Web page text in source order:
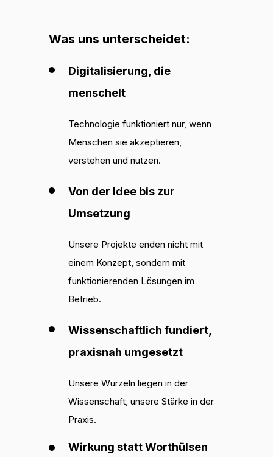
Was uns unterscheidet:
Digitalisierung, die
menschelt
Technologie funktioniert nur, wenn
Menschen sie akzeptieren,
verstehen und nutzen.
Von der Idee bis zur
Umsetzung
Unsere Projekte enden nicht mit
einem Konzept, sondern mit
funktionierenden Lösungen im
Betrieb.
Wissenschaftlich fundiert,
praxisnah umgesetzt
Unsere Wurzeln liegen in der
Wissenschaft, unsere Stärke in der
Praxis.
Wirkung statt Worthülsen